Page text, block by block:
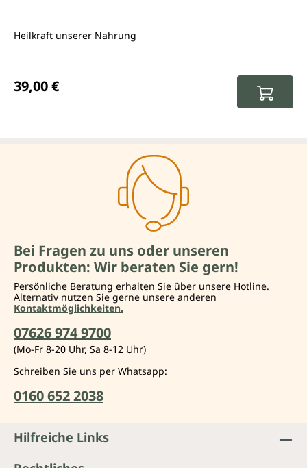
Heilkraft unserer Nahrung
39,00 €
Bei Fragen zu uns oder unseren
Produkten: Wir beraten Sie gern!
Persönliche Beratung erhalten Sie über unsere Hotline.
Alternativ nutzen Sie gerne unsere anderen
Kontaktmöglichkeiten.
07626 974 9700
(Mo-Fr 8-20 Uhr, Sa 8-12 Uhr)
Schreiben Sie uns per Whatsapp:
0160 652 2038
Hilfreiche Links